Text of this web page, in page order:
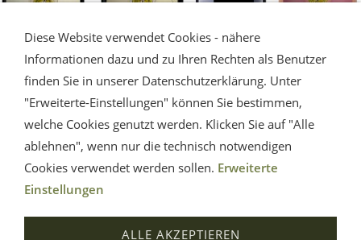
LUGANA - Gardasee
Die Erfrischung vom Gardasee.
Eine Musterauswahl.
Impressum AGB Widerrufsrecht
Datenschutz
Hilfe
Versand
Diese Website verwendet Cookies - nähere
Informationen dazu und zu Ihren Rechten als Benutzer
finden Sie in unserer Datenschutzerklärung. Unter
"Erweiterte-Einstellungen" können Sie bestimmen,
welche Cookies genutzt werden. Klicken Sie auf "Alle
ablehnen", wenn nur die technisch notwendigen
Cookies verwendet werden sollen. Erweiterte
Einstellungen
ALLE AKZEPTIEREN